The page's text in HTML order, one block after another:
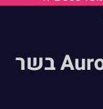
צלעות טלה קפוא Aurochs בשר